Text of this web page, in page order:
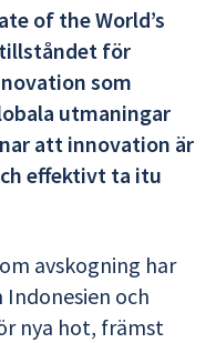
of the World’s
tillståndet för
som
utmaningar
att innovation är
effektivt ta itu
avskogning har
Indonesien och
nya hot, främst